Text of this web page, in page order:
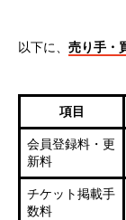
以下に、 売り手・
項目
会員登録料・更
新料
チケット掲載手
数料